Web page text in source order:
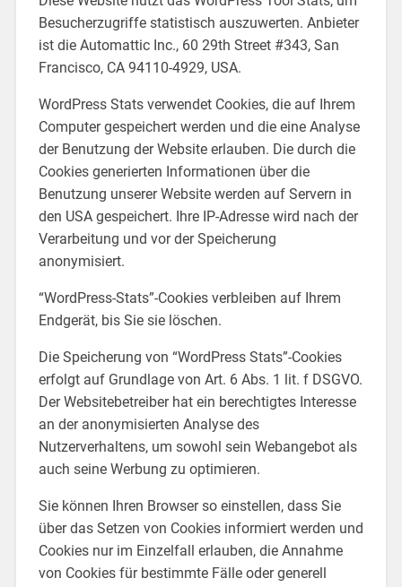
Besucherzugriffe statistisch auszuwerten. Anbieter
ist die Automattic Inc., 60 29th Street #343, San
Francisco, CA 94110-4929, USA.
WordPress Stats verwendet Cookies, die auf Ihrem
Computer gespeichert werden und die eine Analyse
der Benutzung der Website erlauben. Die durch die
Cookies generierten Informationen über die
Benutzung unserer Website werden auf Servern in
den USA gespeichert. Ihre IP-Adresse wird nach der
Verarbeitung und vor der Speicherung
anonymisiert.
“WordPress-Stats”-Cookies verbleiben auf Ihrem
Endgerät, bis Sie sie löschen.
Die Speicherung von “WordPress Stats”-Cookies
erfolgt auf Grundlage von Art. 6 Abs. 1 lit. f DSGVO.
Der Websitebetreiber hat ein berechtigtes Interesse
an der anonymisierten Analyse des
Nutzerverhaltens, um sowohl sein Webangebot als
auch seine Werbung zu optimieren.
Sie können Ihren Browser so einstellen, dass Sie
über das Setzen von Cookies informiert werden und
Cookies nur im Einzelfall erlauben, die Annahme
von Cookies für bestimmte Fälle oder generell